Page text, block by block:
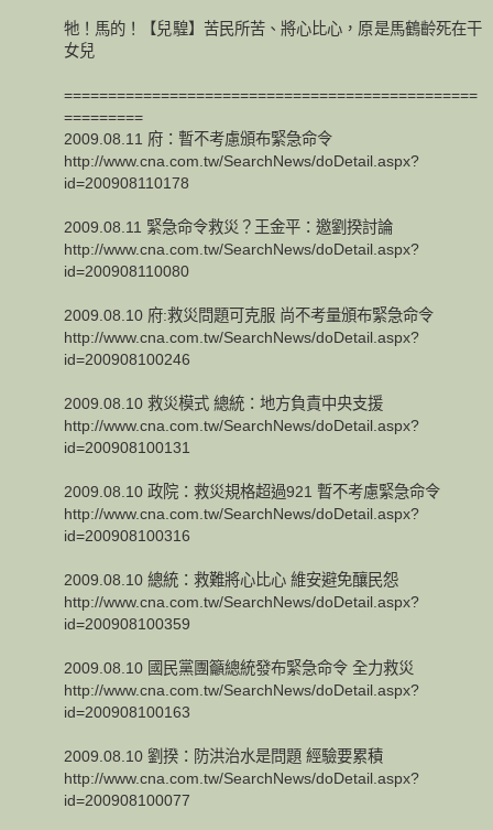
牠！馬的！【兒騜】苦民所苦、將心比心，原是馬鶴齡死在干
女兒
===============================================
=========
2009.08.11 府：暫不考慮頒布緊急命令
http://www.cna.com.tw/SearchNews/doDetail.aspx?
id=200908110178
2009.08.11 緊急命令救災？王金平：邀劉揆討論
http://www.cna.com.tw/SearchNews/doDetail.aspx?
id=200908110080
2009.08.10 府:救災問題可克服 尚不考量頒布緊急命令
http://www.cna.com.tw/SearchNews/doDetail.aspx?
id=200908100246
2009.08.10 救災模式 總統：地方負責中央支援
http://www.cna.com.tw/SearchNews/doDetail.aspx?
id=200908100131
2009.08.10 政院：救災規格超過921 暫不考慮緊急命令
http://www.cna.com.tw/SearchNews/doDetail.aspx?
id=200908100316
2009.08.10 總統：救難將心比心 維安避免釀民怨
http://www.cna.com.tw/SearchNews/doDetail.aspx?
id=200908100359
2009.08.10 國民黨團籲總統發布緊急命令 全力救災
http://www.cna.com.tw/SearchNews/doDetail.aspx?
id=200908100163
2009.08.10 劉揆：防洪治水是問題 經驗要累積
http://www.cna.com.tw/SearchNews/doDetail.aspx?
id=200908100077